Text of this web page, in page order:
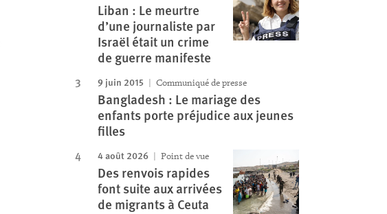
Liban : Le meurtre
d’une journaliste par
Israël était un crime
de guerre manifeste
9 juin 2015 Communiqué de presse
Bangladesh : Le mariage des
enfants porte préjudice aux jeunes
filles
4 août 2026 Point de vue
Des renvois rapides
font suite aux arrivées
de migrants à Ceuta